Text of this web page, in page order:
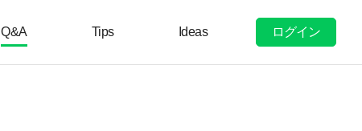
Q&A Tips Ideas ログイン